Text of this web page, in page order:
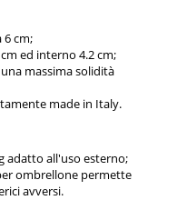
6 cm;
ed interno 4.2 cm;
massima solidità
made in Italy.
adatto all'uso esterno;
ombrellone permette
avversi.